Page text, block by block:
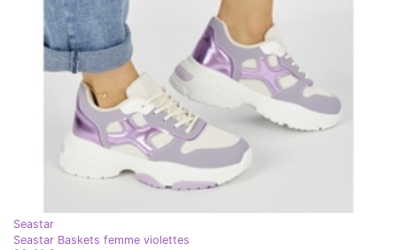
Seastar
Seastar Baskets femme violettes